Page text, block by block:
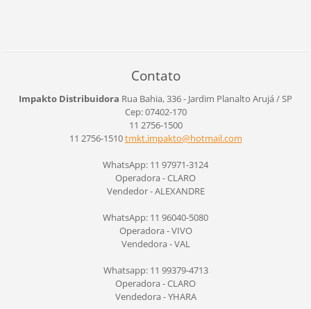
Contato
Impakto Distribuidora Rua Bahia, 336 - Jardim Planalto Arujá / SP
Cep: 07402-170
11 2756-1500
11 2756-1510tmkt.impakto@hotmail.com
WhatsApp: 11 97971-3124
Operadora - CLARO
Vendedor - ALEXANDRE
WhatsApp: 11 96040-5080
Operadora - VIVO
Vendedora - VAL
Whatsapp: 11 99379-4713
Operadora - CLARO
Vendedora - YHARA